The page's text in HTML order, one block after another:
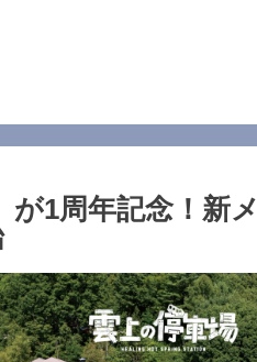
が1周年記念！新メ